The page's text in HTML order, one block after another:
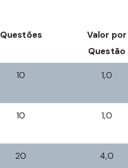
Questões
Valor por
Questão
10 1,0
10 1,0
20 4,0